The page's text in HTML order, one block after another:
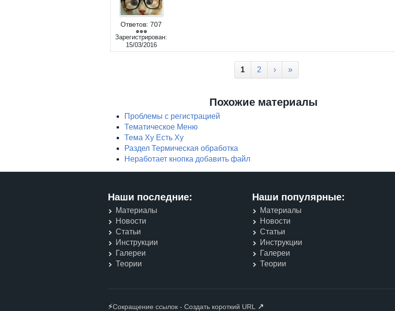
Ответов: 707
Зарегистрирован:
15/03/2016
1 2 › »
Похожие материалы
Проблемы с регистрацией
Тематическое Меню
Тема Ху Есть Ху
Раздел Термическая обработка
Неработает кнопка добавить файл
Наши последние:
Материалы
Новости
Статьи
Инструкции
Галереи
Теории
Наши популярные:
Материалы
Новости
Статьи
Инструкции
Галереи
Теории
⚡Сокращение ссылок - Создать короткий URL ↗